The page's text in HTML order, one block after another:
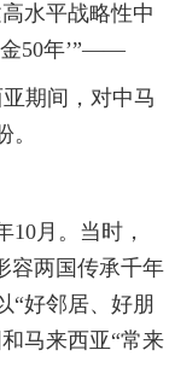
水平战略性中
金50年’”——
期间，对中马
月。当时，
容两国传承千年
“好邻居、好朋
马来西亚“常来